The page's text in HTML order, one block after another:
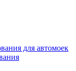
для автомоек